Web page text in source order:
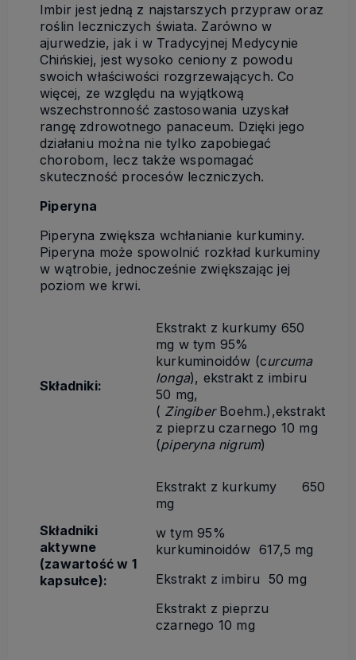
Imbir jest jedną z najstarszych przypraw oraz
roślin leczniczych świata. Zarówno w
ajurwedzie, jak i w Tradycyjnej Medycynie
Chińskiej, jest wysoko ceniony z powodu
swoich właściwości rozgrzewających. Co
więcej, ze względu na wyjątkową
wszechstronność zastosowania uzyskał
rangę zdrowotnego panaceum. Dzięki jego
działaniu można nie tylko zapobiegać
chorobom, lecz także wspomagać
skuteczność procesów leczniczych.
Piperyna
Piperyna zwiększa wchłanianie kurkuminy.
Piperyna może spowolnić rozkład kurkuminy
w wątrobie, jednocześnie zwiększając jej
poziom we krwi.
Składniki:
Ekstrakt z kurkumy 650
mg w tym 95%
kurkuminoidów (curcuma
longa), ekstrakt z imbiru
50 mg,
( ZingiberBoehm.),ekstrakt
z pieprzu czarnego 10 mg
(piperyna nigrum)
Składniki
aktywne
(zawartość w 1
kapsułce):
Ekstrakt z kurkumy 650
mg
w tym 95%
kurkuminoidów 617,5 mg
Ekstrakt z imbiru 50 mg
Ekstrakt z pieprzu
czarnego 10 mg